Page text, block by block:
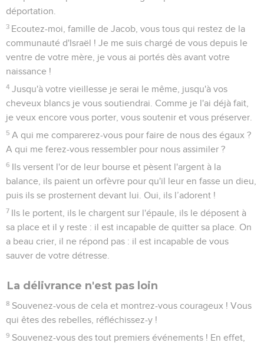
déportation.
3 Ecoutez-moi, famille de Jacob, vous tous qui restez de la
communauté d'Israël ! Je me suis chargé de vous depuis le
ventre de votre mère, je vous ai portés dès avant votre
naissance !
4 Jusqu'à votre vieillesse je serai le même, jusqu'à vos
cheveux blancs je vous soutiendrai. Comme je l'ai déjà fait,
je veux encore vous porter, vous soutenir et vous préserver.
5 A qui me comparerez-vous pour faire de nous des égaux ?
A qui me ferez-vous ressembler pour nous assimiler ?
6 Ils versent l'or de leur bourse et pèsent l'argent à la
balance, ils paient un orfèvre pour qu'il leur en fasse un dieu,
puis ils se prosternent devant lui. Oui, ils l’adorent !
7 Ils le portent, ils le chargent sur l'épaule, ils le déposent à
sa place et il y reste : il est incapable de quitter sa place. On
a beau crier, il ne répond pas : il est incapable de vous
sauver de votre détresse.
La délivrance n'est pas loin
8 Souvenez-vous de cela et montrez-vous courageux ! Vous
qui êtes des rebelles, réfléchissez-y !
9 Souvenez-vous des tout premiers événements ! En effet,